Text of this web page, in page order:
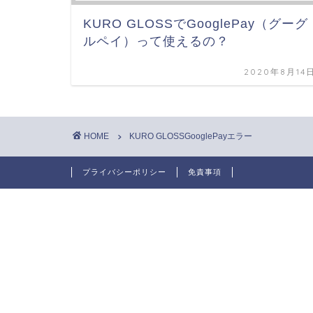
KURO GLOSSでGooglePay（グーグ
ルペイ）って使えるの？
2020年8月14
HOME KURO GLOSSGooglePayエラー
プライバシーポリシー 免責事項